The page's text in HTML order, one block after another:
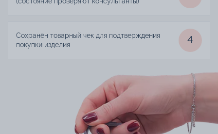
Сохранён товарный чек для подтверждения
покупки изделия
4